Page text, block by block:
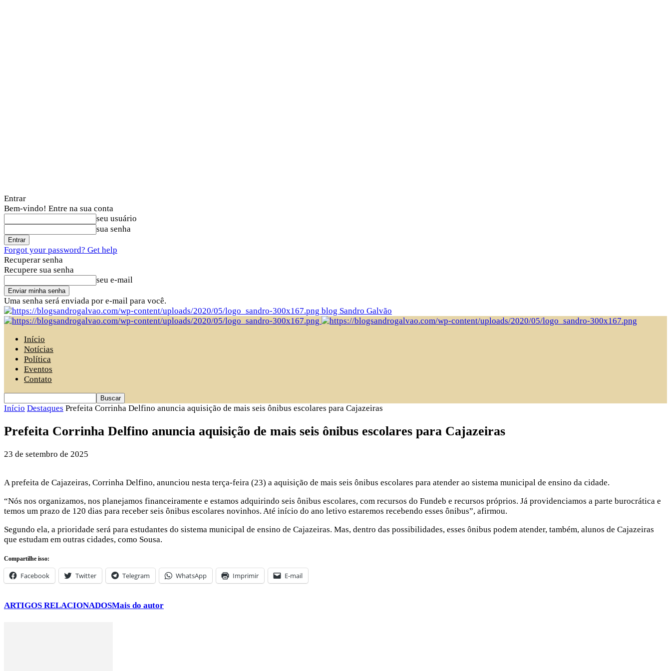
Entrar
Bem-vindo! Entre na sua conta
seu usuário
sua senha
Forgot your password? Get help
Recuperar senha
Recupere sua senha
seu e-mail
Uma senha será enviada por e-mail para você.
blog Sandro Galvão
Início
Notícias
Política
Eventos
Contato
Início Destaques Prefeita Corrinha Delfino anuncia aquisição de mais seis ônibus escolares para Cajazeiras
Prefeita Corrinha Delfino anuncia aquisição de mais seis ônibus escolares para Cajazeiras
23 de setembro de 2025
A prefeita de Cajazeiras, Corrinha Delfino, anunciou nesta terça-feira (23) a aquisição de mais seis ônibus escolares para atender ao sistema municipal de ensino da cidade.
“Nós nos organizamos, nos planejamos financeiramente e estamos adquirindo seis ônibus escolares, com recursos do Fundeb e recursos próprios. Já providenciamos a parte burocrática e
temos um prazo de 120 dias para receber seis ônibus escolares novinhos. Até início do ano letivo estaremos recebendo esses ônibus”, afirmou.
Segundo ela, a prioridade será para estudantes do sistema municipal de ensino de Cajazeiras. Mas, dentro das possibilidades, esses ônibus podem atender, também, alunos de Cajazeiras
que estudam em outras cidades, como Sousa.
Compartilhe isso:
Facebook Twitter Telegram WhatsApp Imprimir E-mail
ARTIGOS RELACIONADOSMais do autor